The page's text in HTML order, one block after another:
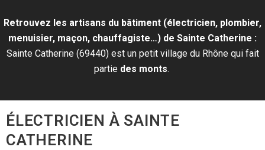
Retrouvez les artisans du bâtiment (électricien, plombier,
menuisier, maçon, chauffagiste…) de Sainte Catherine :
Sainte Catherine (69440) est un petit village du Rhône qui fait
partie des monts.
ÉLECTRICIEN À SAINTE
CATHERINE